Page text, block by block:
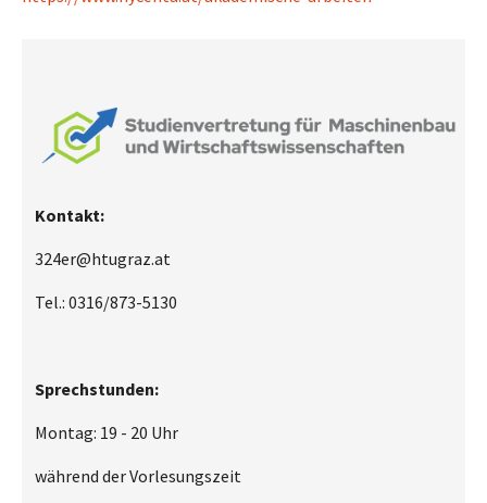
Kontakt:
324er@htugraz.at
Tel.: 0316/873-5130
Sprechstunden:
Montag: 19 - 20 Uhr
während der Vorlesungszeit